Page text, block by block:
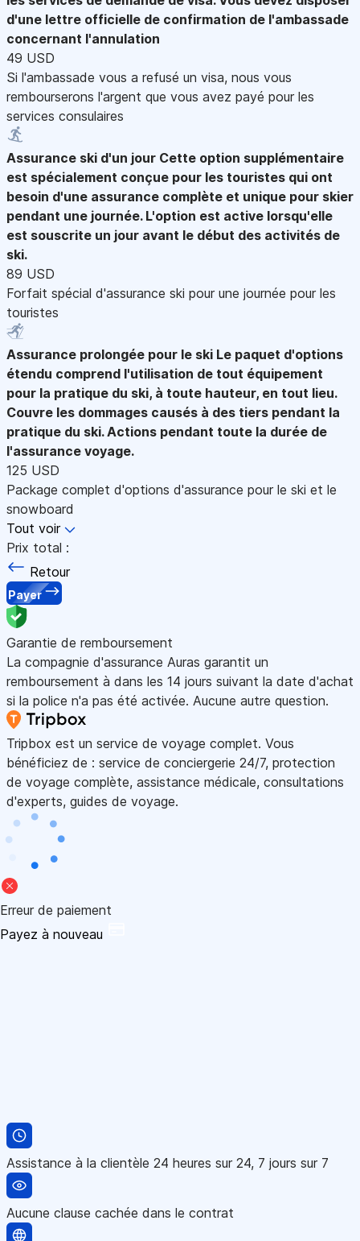
d'une lettre officielle de confirmation de l'ambassade
concernant l'annulation
49 USD
Si l'ambassade vous a refusé un visa, nous vous
rembourserons l'argent que vous avez payé pour les
services consulaires
Assurance ski d'un jour Cette option supplémentaire
est spécialement conçue pour les touristes qui ont
besoin d'une assurance complète et unique pour skier
pendant une journée. L'option est active lorsqu'elle
est souscrite un jour avant le début des activités de
ski.
89 USD
Forfait spécial d'assurance ski pour une journée pour les
touristes
Assurance prolongée pour le ski Le paquet d'options
étendu comprend l'utilisation de tout équipement
pour la pratique du ski, à toute hauteur, en tout lieu.
Couvre les dommages causés à des tiers pendant la
pratique du ski. Actions pendant toute la durée de
l'assurance voyage.
125 USD
Package complet d'options d'assurance pour le ski et le
snowboard
Tout voir
Prix total :
Retour
Payer
Garantie de remboursement
La compagnie d'assurance Auras garantit un
remboursement à dans les 14 jours suivant la date d'achat
si la police n'a pas été activée. Aucune autre question.
Tripbox est un service de voyage complet. Vous
bénéficiez de : service de conciergerie 24/7, protection
de voyage complète, assistance médicale, consultations
d'experts, guides de voyage.
Erreur de paiement
Payez à nouveau
Assistance à la clientèle 24 heures sur 24, 7 jours sur 7
Aucune clause cachée dans le contrat